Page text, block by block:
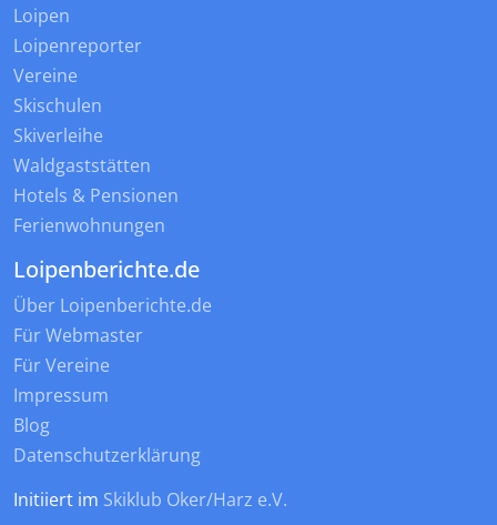
Loipen
Loipenreporter
Vereine
Skischulen
Skiverleihe
Waldgaststätten
Hotels & Pensionen
Ferienwohnungen
Loipenberichte.de
Über Loipenberichte.de
Für Webmaster
Für Vereine
Impressum
Blog
Datenschutzerklärung
Initiiert im Skiklub Oker/Harz e.V.